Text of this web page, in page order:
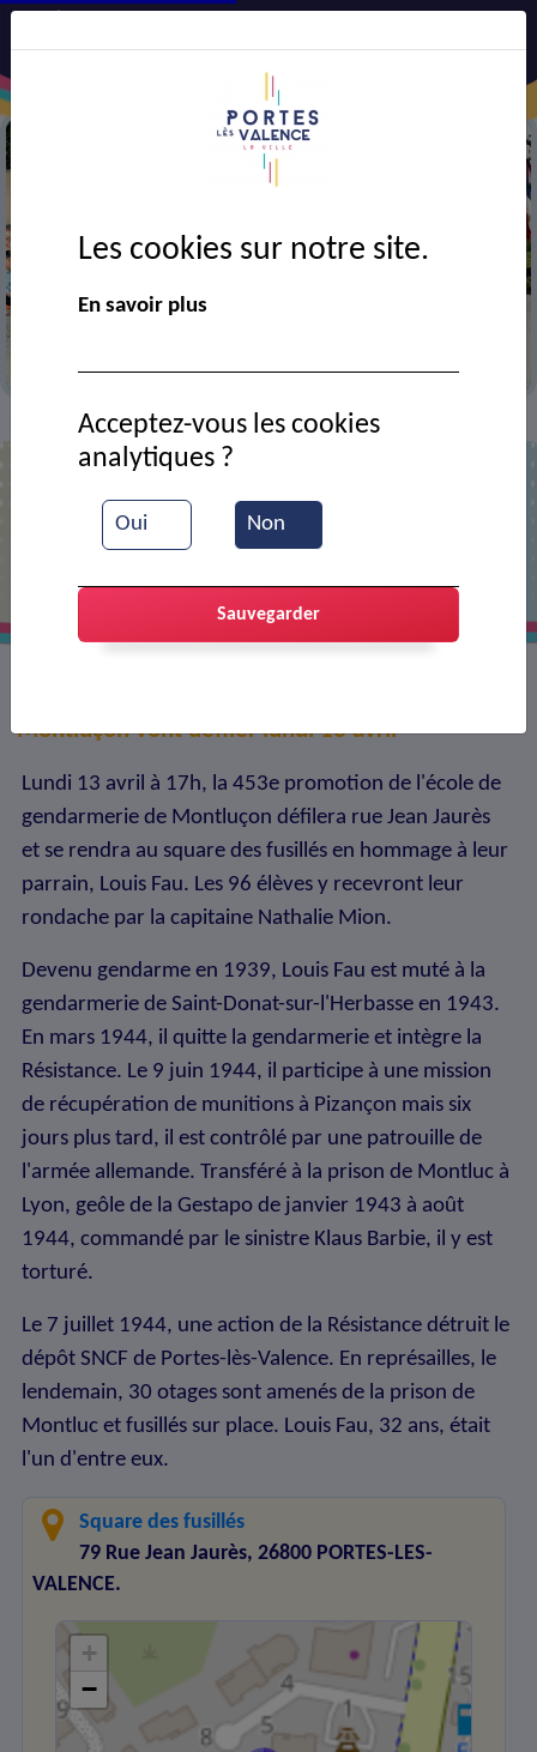
> Actualités > Hommage à Louis Fau
Hommage à Louis Fau
Montluçon vont défiler lundi 13 avril
Lundi 13 avril à 17h, la 453e promotion de l'école de
gendarmerie de Montluçon défilera rue Jean Jaurès
et se rendra au square des fusillés en hommage à leur
parrain, Louis Fau. Les 96 élèves y recevront leur
rondache par la capitaine Nathalie Mion.
Devenu gendarme en 1939, Louis Fau est muté à la
gendarmerie de Saint-Donat-sur-l'Herbasse en 1943.
En mars 1944, il quitte la gendarmerie et intègre la
Résistance. Le 9 juin 1944, il participe à une mission
de récupération de munitions à Pizançon mais six
jours plus tard, il est contrôlé par une patrouille de
l'armée allemande. Transféré à la prison de Montluc à
Lyon, geôle de la Gestapo de janvier 1943 à août
1944, commandé par le sinistre Klaus Barbie, il y est
torturé.
Le 7 juillet 1944, une action de la Résistance détruit le
dépôt SNCF de Portes-lès-Valence. En représailles, le
lendemain, 30 otages sont amenés de la prison de
Montluc et fusillés sur place. Louis Fau, 32 ans, était
l'un d'entre eux.
Square des fusillés
79 Rue Jean Jaurès, 26800 PORTES-LES-
VALENCE.
+
−
Les cookies sur notre site.
En savoir plus
Oui Non
Acceptez-vous les cookies
analytiques ?
Sauvegarder